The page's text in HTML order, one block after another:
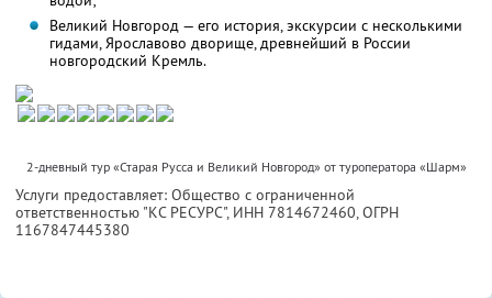
Великий Новгород — его история, экскурсии с несколькими
гидами, Ярославово дворище, древнейший в России
новгородский Кремль.
2-дневный тур «Старая Русса и Великий Новгород» от туроператора «Шарм»
Услуги предоставляет: Общество с ограниченной
ответственностью "КС РЕСУРС", ИНН 7814672460, ОГРН
1167847445380